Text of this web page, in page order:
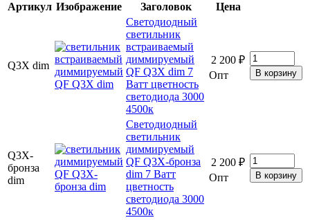
Артикул Изображение Заголовок Цена
Q3X dim
Светодиодный
светильник
встраиваемый
диммируемый
QF Q3X dim 7
Ватт цветность
светодиода 3000
4500к
2 200 ₽
Опт
Q3X-
бронза
dim
Светодиодный
светильник
диммируемый
QF Q3X-бронза
dim 7 Ватт
цветность
светодиода 3000
4500к
2 200 ₽
Опт